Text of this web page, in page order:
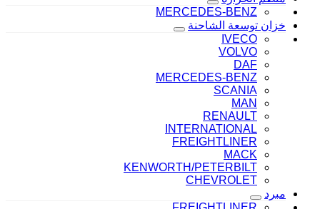
MERCEDES-BENZ
خزان توسعة الشاحنة
IVECO
VOLVO
DAF
MERCEDES-BENZ
SCANIA
MAN
RENAULT
INTERNATIONAL
FREIGHTLINER
MACK
KENWORTH/PETERBILT
CHEVROLET
مبرد